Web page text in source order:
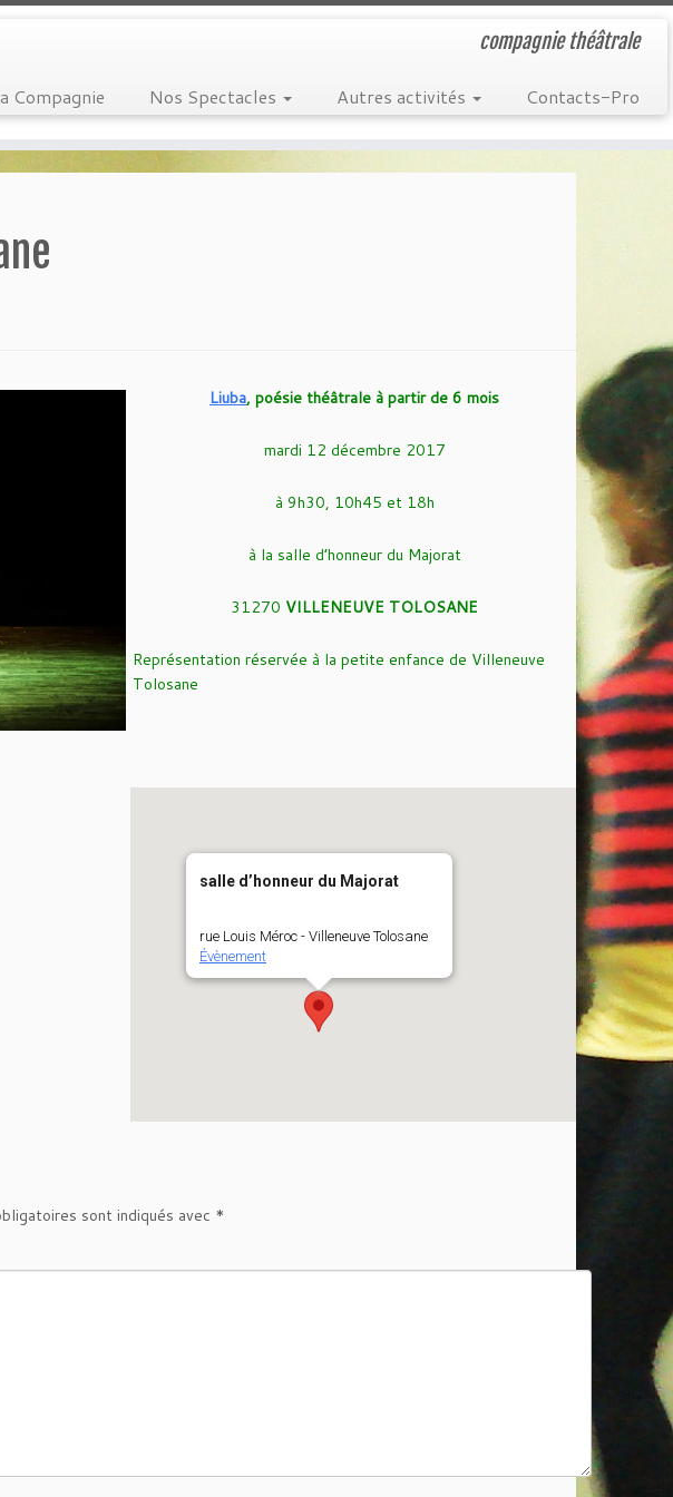
compagnie théâtrale
Compagnie Nos Spectacles Autres activités Contacts-Pro
Liuba, poésie théâtrale à partir de 6 mois
mardi 12 décembre 2017
à 9h30, 10h45 et 18h
à la salle d’honneur du Majorat
31270 VILLENEUVE TOLOSANE
Représentation réservée à la petite enfance de Villeneuve
Tolosane
salle d’honneur du Majorat
rue Louis Méroc - Villeneuve Tolosane
Évènement
sont indiqués avec *